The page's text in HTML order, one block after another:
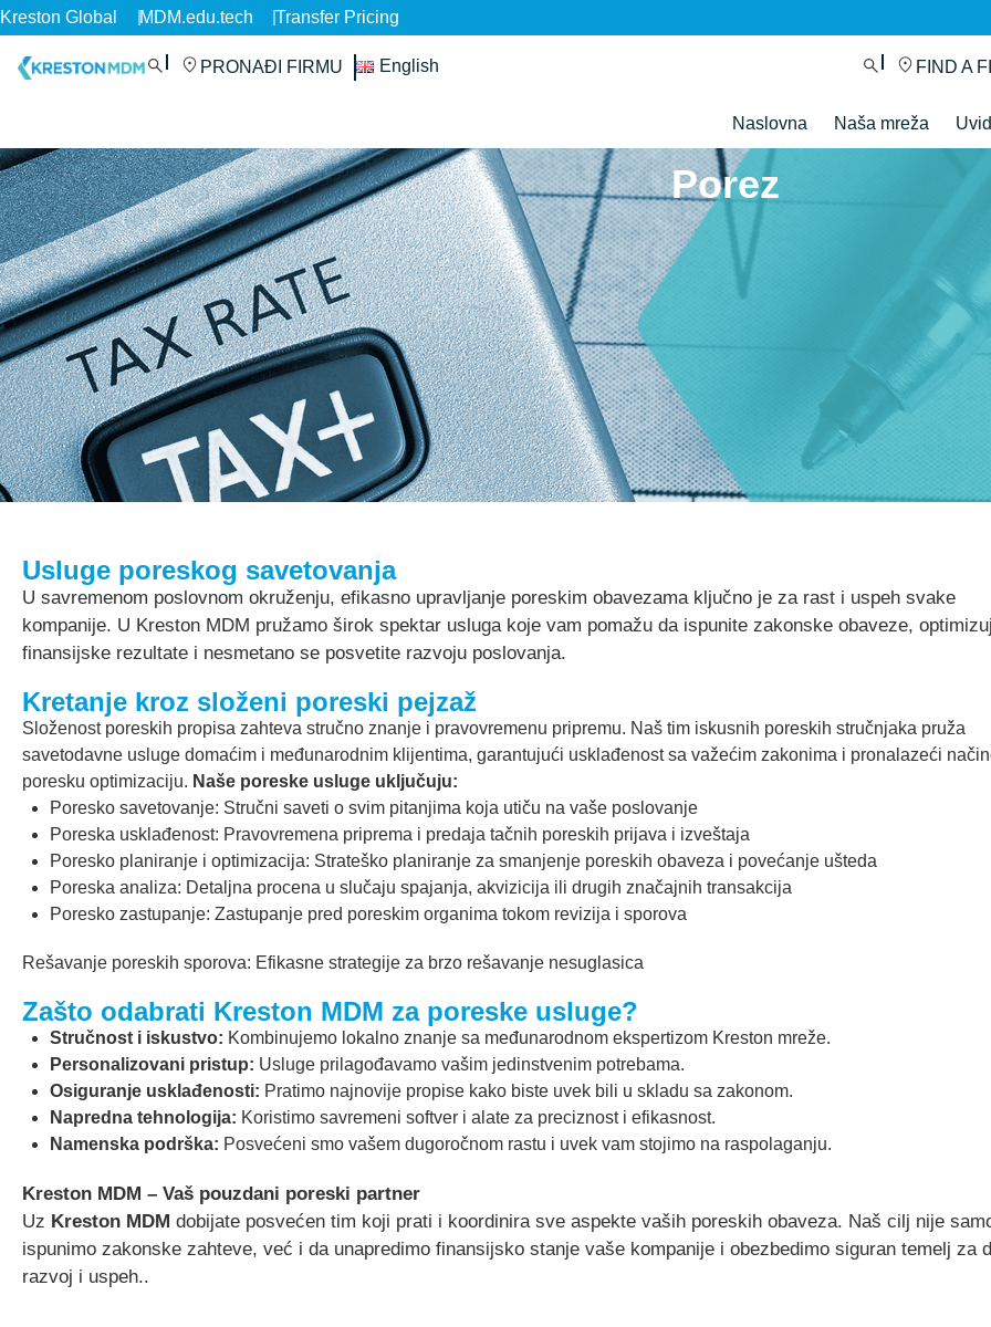
Kreston Global MDM.edu.tech Transfer Pricing
PRONAĐI FIRMU English FIND A
Naslovna Naša mreža Uvid
Porez
Usluge poreskog savetovanja
U savremenom poslovnom okruženju, efikasno upravljanje poreskim obavezama ključno je za rast i uspeh svake
kompanije. U Kreston MDM pružamo širok spektar usluga koje vam pomažu da ispunite zakonske obaveze,
finansijske rezultate i nesmetano se posvetite razvoju poslovanja.
Kretanje kroz složeni poreski pejzaž
Složenost poreskih propisa zahteva stručno znanje i pravovremenu pripremu. Naš tim iskusnih poreskih stručnjaka pruža
savetodavne usluge domaćim i međunarodnim klijentima, garantujući usklađenost sa važećim zakonima i pronalazeći
poresku optimizaciju. Naše poreske usluge uključuju:
Poresko savetovanje: Stručni saveti o svim pitanjima koja utiču na vaše poslovanje
Poreska usklađenost: Pravovremena priprema i predaja tačnih poreskih prijava i izveštaja
Poresko planiranje i optimizacija: Strateško planiranje za smanjenje poreskih obaveza i povećanje ušteda
Poreska analiza: Detaljna procena u slučaju spajanja, akvizicija ili drugih značajnih transakcija
Poresko zastupanje: Zastupanje pred poreskim organima tokom revizija i sporova
Rešavanje poreskih sporova: Efikasne strategije za brzo rešavanje nesuglasica
Zašto odabrati Kreston MDM za poreske usluge?
Stručnost i iskustvo: Kombinujemo lokalno znanje sa međunarodnom ekspertizom Kreston mreže.
Personalizovani pristup: Usluge prilagođavamo vašim jedinstvenim potrebama.
Osiguranje usklađenosti: Pratimo najnovije propise kako biste uvek bili u skladu sa zakonom.
Napredna tehnologija: Koristimo savremeni softver i alate za preciznost i efikasnost.
Namenska podrška: Posvećeni smo vašem dugoročnom rastu i uvek vam stojimo na raspolaganju.
Kreston MDM – Vaš pouzdani poreski partner
Uz Kreston MDM dobijate posvećen tim koji prati i koordinira sve aspekte vaših poreskih obaveza. Naš cilj nije
ispunimo zakonske zahteve, već i da unapredimo finansijsko stanje vaše kompanije i obezbedimo siguran temelj za
razvoj i uspeh..